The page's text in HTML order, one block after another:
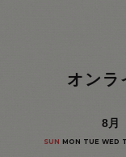
オンラ
8月
SUN MON TUE WED